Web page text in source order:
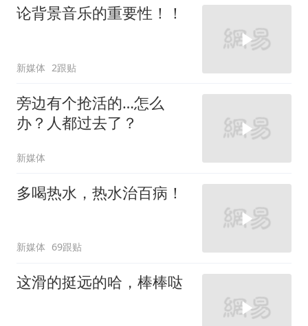
论背景音乐的重要性！！
新媒体 2跟贴
旁边有个抢活的…怎么
办？人都过去了？
新媒体
多喝热水，热水治百病！
新媒体 69跟贴
这滑的挺远的哈，棒棒哒